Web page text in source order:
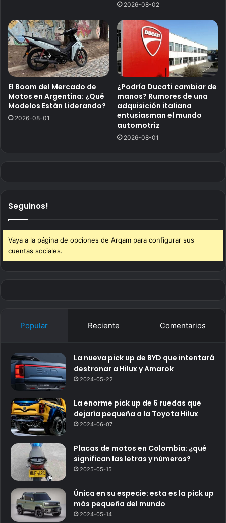
2026-08-02
El Boom del Mercado de
Motos en Argentina: ¿Qué
Modelos Están Liderando?
2026-08-01
¿Podría Ducati cambiar de
manos? Rumores de una
adquisición italiana
entusiasman el mundo
automotriz
2026-08-01
Seguinos!
Vaya a la página de opciones de Arqam para configurar sus
cuentas sociales.
Popular Reciente Comentarios
La nueva pick up de BYD que intentará
destronar a Hilux y Amarok
2024-05-22
La enorme pick up de 6 ruedas que
dejaría pequeña a la Toyota Hilux
2024-06-07
Placas de motos en Colombia: ¿qué
significan las letras y números?
2025-05-15
Única en su especie: esta es la pick up
más pequeña del mundo
2024-05-14